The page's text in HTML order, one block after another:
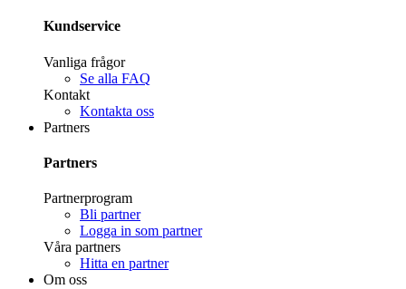
Kundservice
Vanliga frågor
Se alla FAQ
Kontakt
Kontakta oss
Partners
Partners
Partnerprogram
Bli partner
Logga in som partner
Våra partners
Hitta en partner
Om oss